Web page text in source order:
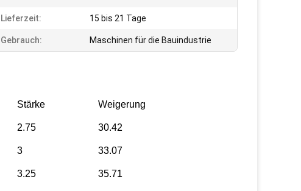
Lieferzeit: 15 bis 21 Tage
Gebrauch: Maschinen für die Bauindustrie
Stärke Weigerung
2.75 30.42
3 33.07
3.25 35.71